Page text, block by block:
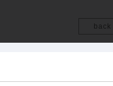
back